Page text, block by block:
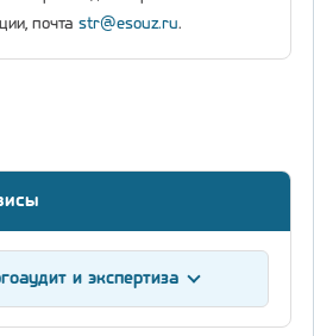
почта str@esouz.ru.
и экспертиза